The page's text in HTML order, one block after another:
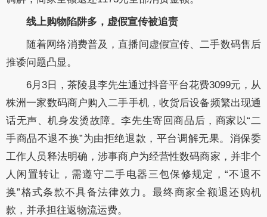
线上购物陷阱多，虚假宣传被追责
随着网络消费普及，直播间虚假宣传、二手数码售后
推诿问题凸显。
6月3日，茶陵县李先生通过抖音平台花费3099元，从
株洲一家数码商户购入二手手机，收货后设备频繁出现通
话无声、机身发烫故障。李先生寄回商品后，商家以“二
手商品不退不换”为由拒绝退款，平台调解无果。消保委
工作人员释法明确，涉事商户为经营性数码商家，并非个
人闲置转让，需遵守二手电器三包保修规定，“不退不
换”格式条款不具备法律效力。最终商家全额退还购机
款，并承担往返物流运费。